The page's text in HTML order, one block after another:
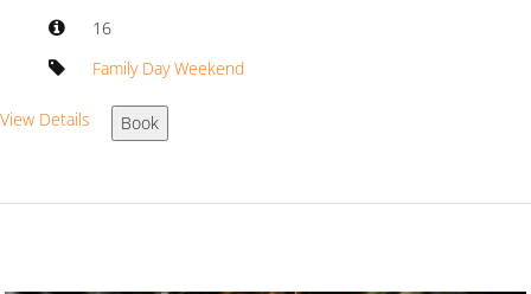
16
Family Day Weekend
View Details Book